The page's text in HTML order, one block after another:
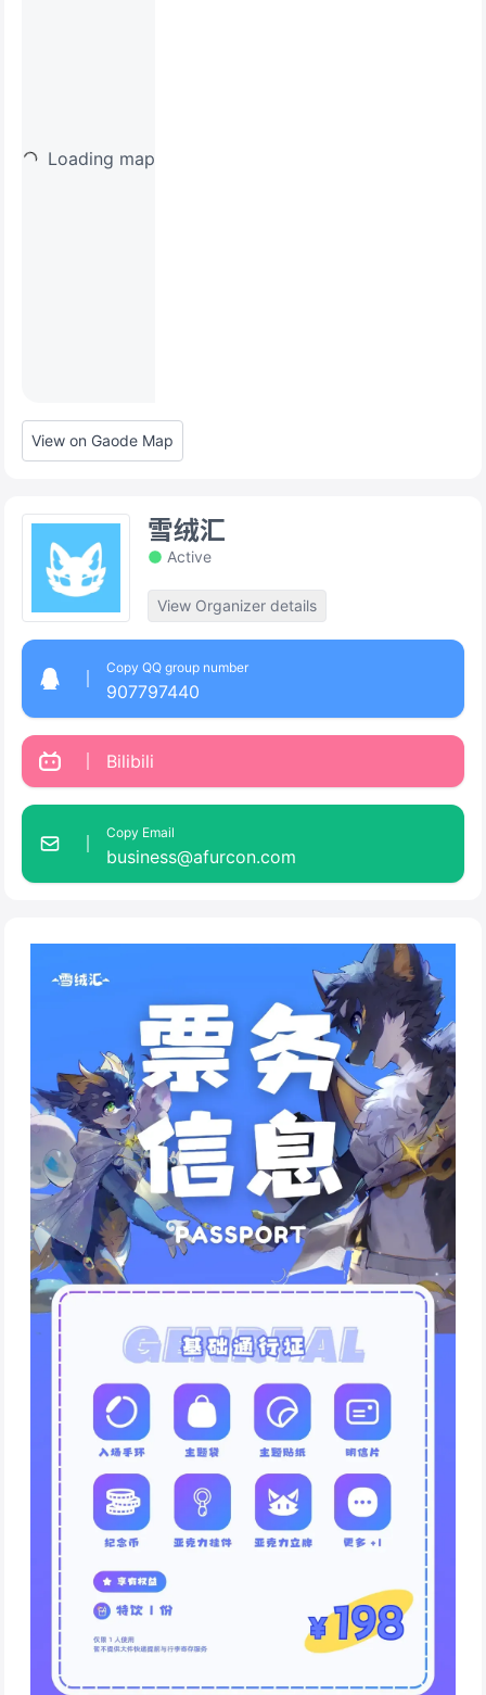
Loading map
View on Gaode Map
雪绒汇
Active
View Organizer details
Copy QQ group number
907797440
Bilibili
Copy Email
business@afurcon.com